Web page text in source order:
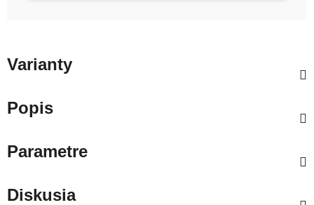
Varianty
Popis
Parametre
Diskusia